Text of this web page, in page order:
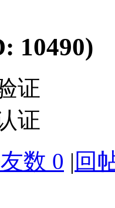
10490)
证
证
数 0 | 回